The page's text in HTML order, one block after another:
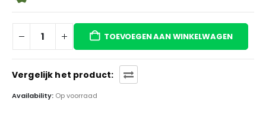
TOEVOEGEN AAN WINKELWAGEN
Vergelijk het product:
Availability: Op voorraad